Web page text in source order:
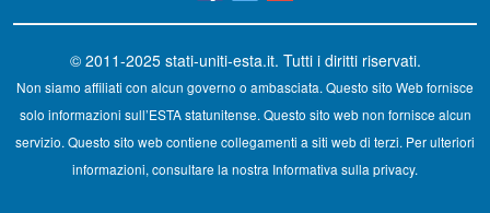
© 2011-2025 stati-uniti-esta.it. Tutti i diritti riservati.
Non siamo affiliati con alcun governo o ambasciata. Questo sito Web fornisce
solo informazioni sull’ESTA statunitense. Questo sito web non fornisce alcun
servizio. Questo sito web contiene collegamenti a siti web di terzi. Per ulteriori
informazioni, consultare la nostra Informativa sulla privacy.